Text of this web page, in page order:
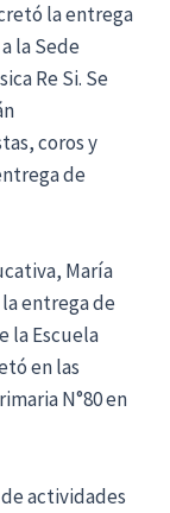
la entrega
la Sede
Re Si. Se
coros y
de
María
entrega de
la Escuela
en las
N°80 en
actividades